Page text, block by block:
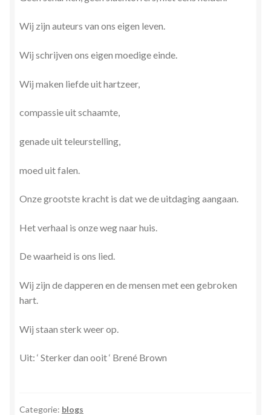
Wij zijn auteurs van ons eigen leven.
Wij schrijven ons eigen moedige einde.
Wij maken liefde uit hartzeer,
compassie uit schaamte,
genade uit teleurstelling,
moed uit falen.
Onze grootste kracht is dat we de uitdaging aangaan.
Het verhaal is onze weg naar huis.
De waarheid is ons lied.
Wij zijn de dapperen en de mensen met een gebroken
hart.
Wij staan sterk weer op.
Uit: ‘ Sterker dan ooit ‘ Brené Brown
Categorie: blogs